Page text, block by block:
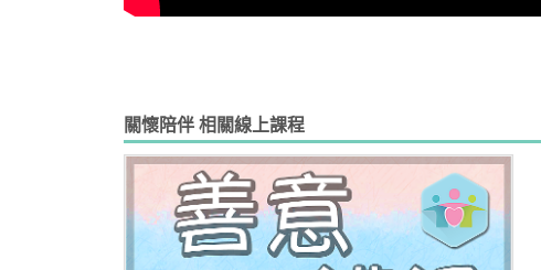
關懷陪伴 相關線上課程